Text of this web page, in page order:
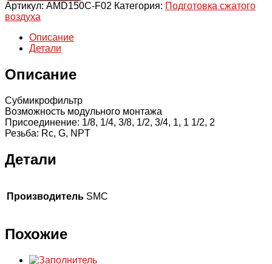
Субмикрофильтр,
G
200
Артикул: AMD150C-F02 Категория: Подготовка сжатого
воздуха
Описание
Детали
Описание
Субмикрофильтр
Возможность модульного монтажа
Присоединение: 1/8, 1/4, 3/8, 1/2, 3/4, 1, 1 1/2, 2
Резьба: Rc, G, NPT
Детали
Производитель SMC
Похожие